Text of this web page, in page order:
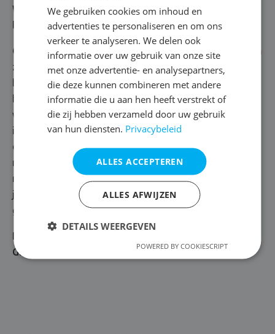
Wij duimen alvast mee. Om af te sluiten: wat is jouw
levensmotto?
Glenn:
“Durven doen, dat is mijn ding. Veel mensen laten
zich tegenhouden, omdat ze bang zijn. Ik ben nog altijd
blij dat ik in 2009 mijn angst om te ondernemen opzij
heb gezet. Na de bankencrisis brak er op economisch
vlak een moeilijke tijd aan. Ik werd vaak uitgelachen toen
ik zei dat ik zelfstandig wou worden. “Waarom zou je in
deze periode je job opzeggen?”, vroegen ze me. Ik heb
niet geluisterd, de stap toch gezet en tot nu toe draait
mijn zaak goed. Het is zo belangrijk om je dromen na te
jagen. Sinds ik ondernemer ben, voel ik me elke dag
gelukkig in mijn job, en dat is voor mij onbetaalbaar.”
Een inspirerende gedachte! Bedankt voor dit interview
Glenn, en veel succes met alles wat je onderneemt.
We gebruiken cookies om inhoud en
advertenties te personaliseren en om ons
verkeer te analyseren. We delen ook
informatie over uw gebruik van onze site
met onze advertentie- en analysepartners,
die deze kunnen combineren met andere
informatie die u aan hen heeft verstrekt of
die zij hebben verzameld door uw gebruik
van hun diensten. Privacybeleid
ALLES ACCEPTEREN
ALLES AFWIJZEN
DETAILS WEERGEVEN
POWERED BY COOKIESCRIPT